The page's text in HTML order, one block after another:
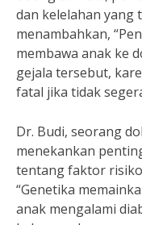
dan kelelahan yang
menambahkan,
membawa anak ke
gejala tersebut,
fatal jika tidak
Dr. Budi, seorang
menekankan
tentang faktor
“Genetika
anak mengalami